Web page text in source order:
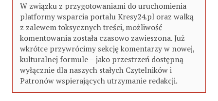
W związku z przygotowaniami do uruchomienia
platformy wsparcia portalu Kresy24.pl oraz walką
z zalewem toksycznych treści, możliwość
komentowania została czasowo zawieszona. Już
wkrótce przywrócimy sekcję komentarzy w nowej,
kulturalnej formule – jako przestrzeń dostępną
wyłącznie dla naszych stałych Czytelników i
Patronów wspierających utrzymanie redakcji.